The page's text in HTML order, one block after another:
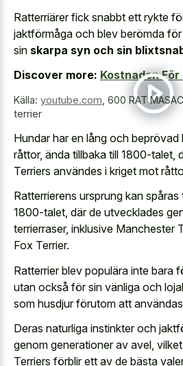
Ratterriärer fick snabbt ett rykte
jaktförmåga och blev berömda för
sin skarpa syn och sin
Discover more: Kostnaden
Källa: youtube.com 600 RAT
terrier
Hundar har en lång och
råttor, ända tillbaka till 1800-talet,
Terriers användes i kriget mot
Ratterrierens ursprung kan spåras
1800-talet, där de utvecklades
terrierraser, inklusive Manchester
Fox Terrier.
Ratterrier blev populära inte bara
utan också för sin vänliga och
som husdjur förutom att
Deras naturliga instinkter och
genom generationer av avel,
Terriers förblir ett av de bästa